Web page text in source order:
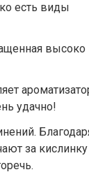
есть виды
высоко
удачно!
за кислинку